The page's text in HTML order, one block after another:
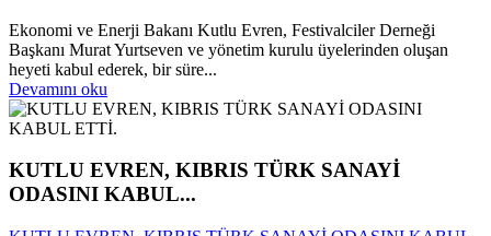
Ekonomi ve Enerji Bakanı Kutlu Evren, Festivalciler Derneği
Başkanı Murat Yurtseven ve yönetim kurulu üyelerinden oluşan
heyeti kabul ederek, bir süre...
Devamını oku
KUTLU EVREN, KIBRIS TÜRK SANAYİ
ODASINI KABUL...